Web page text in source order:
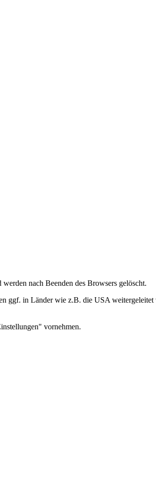
nach Beenden des Browsers gelöscht.
ggf. in Länder wie z.B. die USA
vornehmen.